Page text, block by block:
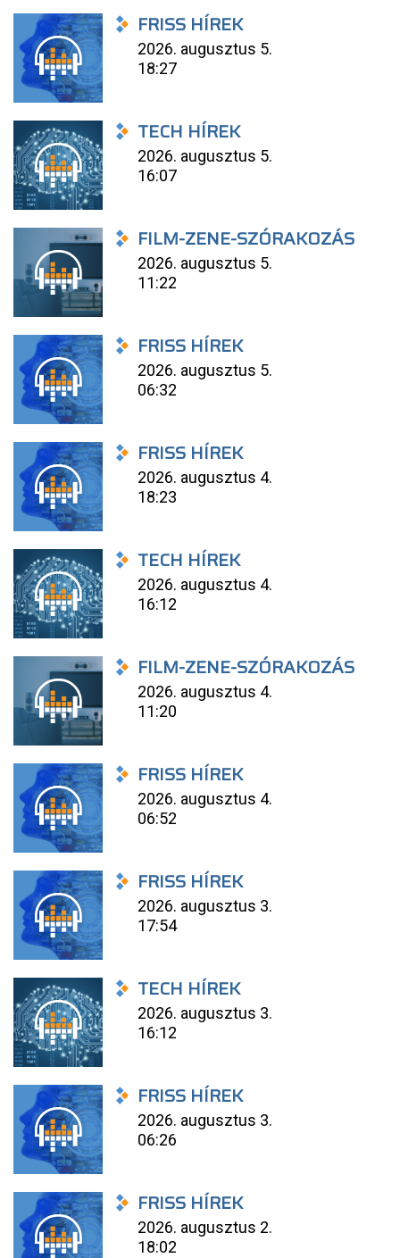
FRISS HÍREK
2026. augusztus 5.
18:27
TECH HÍREK
2026. augusztus 5.
16:07
FILM-ZENE-SZÓRAKOZÁS
2026. augusztus 5.
11:22
FRISS HÍREK
2026. augusztus 5.
06:32
FRISS HÍREK
2026. augusztus 4.
18:23
TECH HÍREK
2026. augusztus 4.
16:12
FILM-ZENE-SZÓRAKOZÁS
2026. augusztus 4.
11:20
FRISS HÍREK
2026. augusztus 4.
06:52
FRISS HÍREK
2026. augusztus 3.
17:54
TECH HÍREK
2026. augusztus 3.
16:12
FRISS HÍREK
2026. augusztus 3.
06:26
FRISS HÍREK
2026. augusztus 2.
18:02